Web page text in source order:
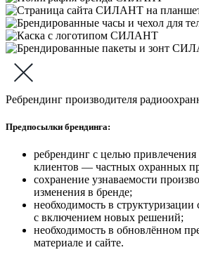
Ребрендинг производителя
Предпосылки брендинга:
ребрендинг с целью привлечения
клиентов — частных охранных
сохранение узнаваемости
изменения в бренде;
необходимость в структуризации
с включением новых решений;
необходимость в обновлённом
материале и сайте.